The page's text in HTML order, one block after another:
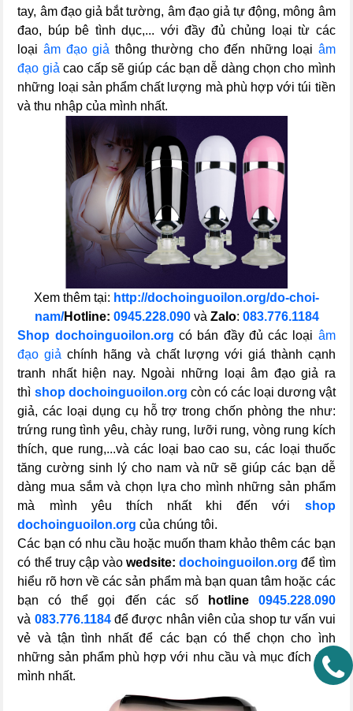
tay, âm đạo giả bắt tường, âm đạo giả tự động, mông âm
đao, búp bê tình dục,... với đầy đủ chủng loại từ các
loại âm đạo giả thông thường cho đến những loại âm
đạo giả cao cấp sẽ giúp các bạn dễ dàng chọn cho mình
những loại sản phẩm chất lượng mà phù hợp với túi tiền
và thu nhập của mình nhất.
Xem thêm tại: http://dochoinguoilon.org/do-choi-
nam/Hotline: 0945.228.090và Zalo: 083.776.1184
Shop dochoinguoilon.org có bán đầy đủ các loại âm
đạo giả chính hãng và chất lượng với giá thành cạnh
tranh nhất hiện nay. Ngoài những loại âm đạo giả ra
thì shop dochoinguoilon.org còn có các loại dương vật
giả, các loại dụng cụ hỗ trợ trong chốn phòng the như:
trứng rung tình yêu, chày rung, lưỡi rung, vòng rung kích
thích, que rung,...và các loại bao cao su, các loại thuốc
tăng cường sinh lý cho nam và nữ sẽ giúp các bạn dễ
dàng mua sắm và chọn lựa cho mình những sản phẩm
mà mình yêu thích nhất khi đến với shop
dochoinguoilon.org của chúng tôi.
Các bạn có nhu cầu hoặc muốn tham khảo thêm các bạn
có thể truy cập vàowedsite:dochoinguoilon.org để tìm
hiểu rõ hơn về các sản phẩm mà bạn quan tâm hoặc các
bạn có thể gọi đến các số
hotline 0945.228.090
và 083.776.1184để được nhân viên của shop tư vấn vui
vẻ và tận tình nhất để các bạn có thể chọn cho ình
những sản phẩm phù hợp với nhu cầu và mục đích của
mình nhất.